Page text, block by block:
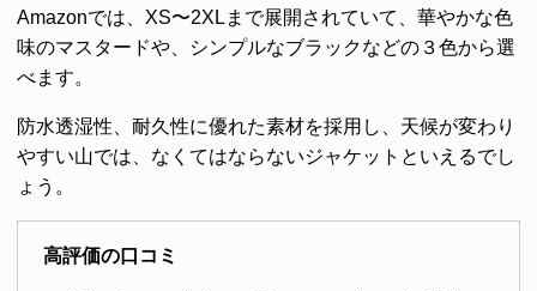
Amazonでは、XS〜2XLまで展開されていて、華やかな色
味のマスタードや、シンプルなブラックなどの３色から選
べます。
防水透湿性、耐久性に優れた素材を採用し、天候が変わり
やすい山では、なくてはならないジャケットといえるでし
ょう。
高評価の口コミ